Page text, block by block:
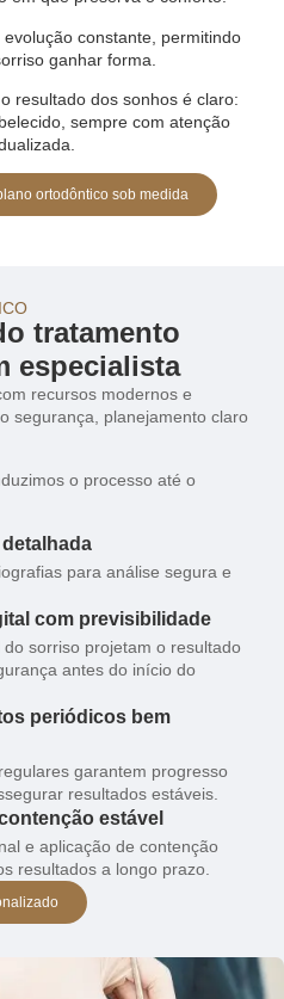
constante, permitindo
ganhar forma.
resultado dos sonhos é claro:
sempre com atenção
ortodôntico sob medida
tratamento
especialista
recursos modernos e
segurança, planejamento claro
o processo até o
para análise segura e
com previsibilidade
sorriso projetam o resultado
antes do início do
periódicos bem
garantem progresso
resultados estáveis.
estável
e aplicação de contenção
resultados a longo prazo.